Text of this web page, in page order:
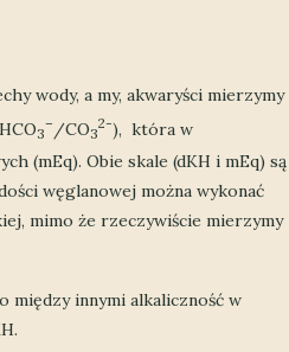
wody, a my, akwaryści mierzymy
3
– /CO3
2-), która w
(mEq). Obie skale (dKH i mEq) są
węglanowej można wykonać
mimo że rzeczywiście mierzymy
między innymi alkaliczność w